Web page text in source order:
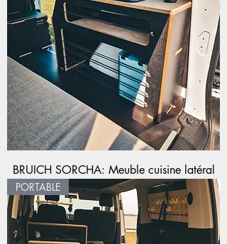
BRUICH SORCHA: Meuble cuisine latéral
PORTABLE